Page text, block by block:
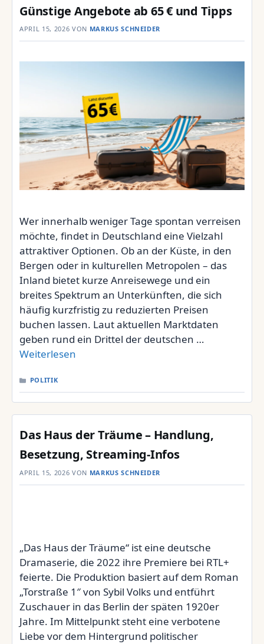
Günstige Angebote ab 65 € und Tipps
APRIL 15, 2026 VON MARKUS SCHNEIDER
Wer innerhalb weniger Tage spontan verreisen
möchte, findet in Deutschland eine Vielzahl
attraktiver Optionen. Ob an der Küste, in den
Bergen oder in kulturellen Metropolen – das
Inland bietet kurze Anreisewege und ein
breites Spektrum an Unterkünften, die sich
häufig kurzfristig zu reduzierten Preisen
buchen lassen. Laut aktuellen Marktdaten
geben rund ein Drittel der deutschen …
Weiterlesen
KATEGORIEN
POLITIK
Das Haus der Träume – Handlung,
Besetzung, Streaming-Infos
APRIL 15, 2026 VON MARKUS SCHNEIDER
„Das Haus der Träume“ ist eine deutsche
Dramaserie, die 2022 ihre Premiere bei RTL+
feierte. Die Produktion basiert auf dem Roman
„Torstraße 1″ von Sybil Volks und entführt
Zuschauer in das Berlin der späten 1920er
Jahre. Im Mittelpunkt steht eine verbotene
Liebe vor dem Hintergrund politischer